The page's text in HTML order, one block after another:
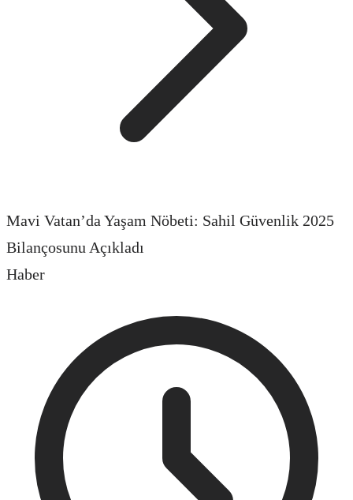
Mavi Vatan’da Yaşam Nöbeti: Sahil Güvenlik 2025
Bilançosunu Açıkladı
Haber